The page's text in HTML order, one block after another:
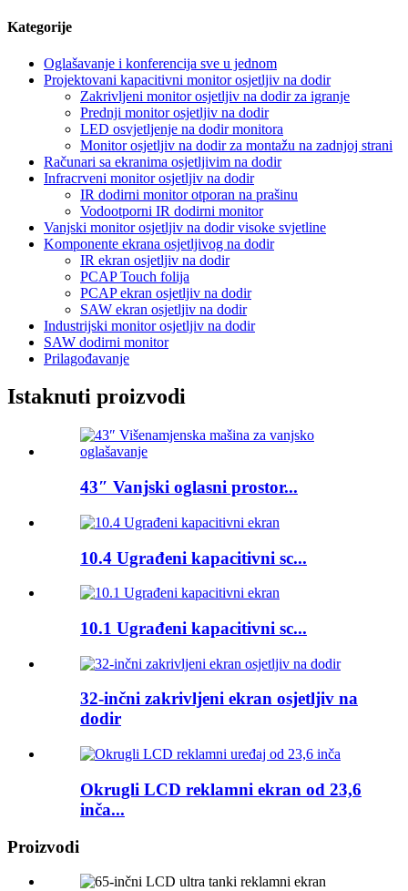
Kategorije
Oglašavanje i konferencija sve u jednom
Projektovani kapacitivni monitor osjetljiv na dodir
Zakrivljeni monitor osjetljiv na dodir za igranje
Prednji monitor osjetljiv na dodir
LED osvjetljenje na dodir monitora
Monitor osjetljiv na dodir za montažu na zadnjoj strani
Računari sa ekranima osjetljivim na dodir
Infracrveni monitor osjetljiv na dodir
IR dodirni monitor otporan na prašinu
Vodootporni IR dodirni monitor
Vanjski monitor osjetljiv na dodir visoke svjetline
Komponente ekrana osjetljivog na dodir
IR ekran osjetljiv na dodir
PCAP Touch folija
PCAP ekran osjetljiv na dodir
SAW ekran osjetljiv na dodir
Industrijski monitor osjetljiv na dodir
SAW dodirni monitor
Prilagođavanje
Istaknuti proizvodi
43″ Vanjski oglasni prostor...
10.4 Ugrađeni kapacitivni sc...
10.1 Ugrađeni kapacitivni sc...
32-inčni zakrivljeni ekran osjetljiv na
dodir
Okrugli LCD reklamni ekran od 23,6
inča...
Proizvodi